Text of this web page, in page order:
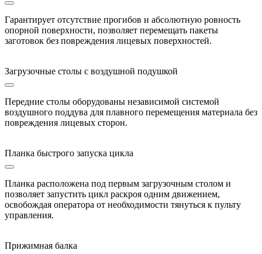
Гарантирует отсутствие прогибов и абсолютную ровность
опорной поверхности, позволяет перемещать пакеты
заготовок без повреждения лицевых поверхностей.
Загрузочные столы с воздушной подушкой
Передние столы оборудованы независимой системой
воздушного поддува для плавного перемещения материала без
повреждения лицевых сторон.
Планка быстрого запуска цикла
Планка расположена под первым загрузочным столом и
позволяет запустить цикл раскроя одним движением,
освобождая оператора от необходимости тянуться к пульту
управления.
Прижимная балка